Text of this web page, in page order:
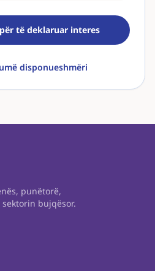
të deklaruar interes
disponueshmëri
punëtorë,
bujqësor.